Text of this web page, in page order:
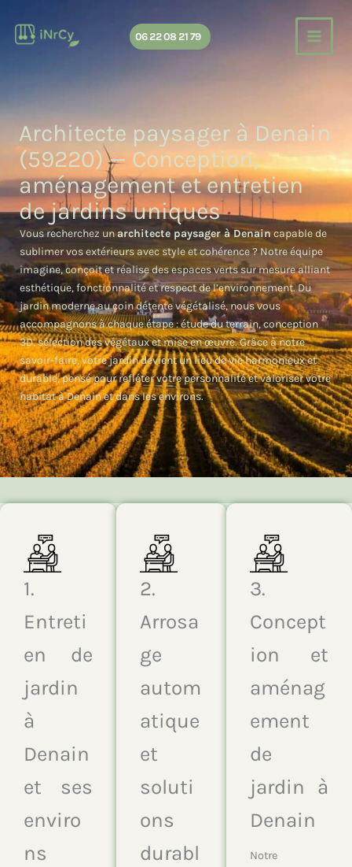
contenu
06 22 08 21 79
Architecte paysager à Denain
(59220) — Conception,
aménagement et entretien
de jardins uniques
Vous recherchez unarchitecte paysager à Denain capable de
sublimer vos extérieurs avec style et cohérence ? Notre équipe
imagine, conçoit et réalise des espaces verts sur mesure alliant
esthétique, fonctionnalité et respect de l’environnement. Du
jardin moderne au coin détente végétalisé, nous vous
accompagnons à chaque étape : étude du terrain, conception
3D, sélection des végétaux et mise en œuvre. Grâce à notre
savoir-faire, votre jardin devient un lieu de vie harmonieux et
durable, pensé pour refléter votre personnalité et valoriser votre
habitat à Denain et dans les environs.
1.
Entreti
en de
jardin
à
Denain
et ses
enviro
ns
2.
Arrosa
ge
autom
atique
et
soluti
ons
durabl
3.
Concept
ion et
aménag
ement
de
jardin à
Denain
Notre